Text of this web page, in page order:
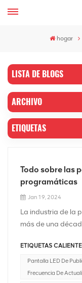
hogar
LISTA DE BLOGS
ARCHIVO
ETIQUETAS
Todo sobre las
programáticas
Jan 19, 2024
La industria de la
más de una
industria ha
abordar los
los
ETIQUETAS
Pantalla LED De
Frecuencia De